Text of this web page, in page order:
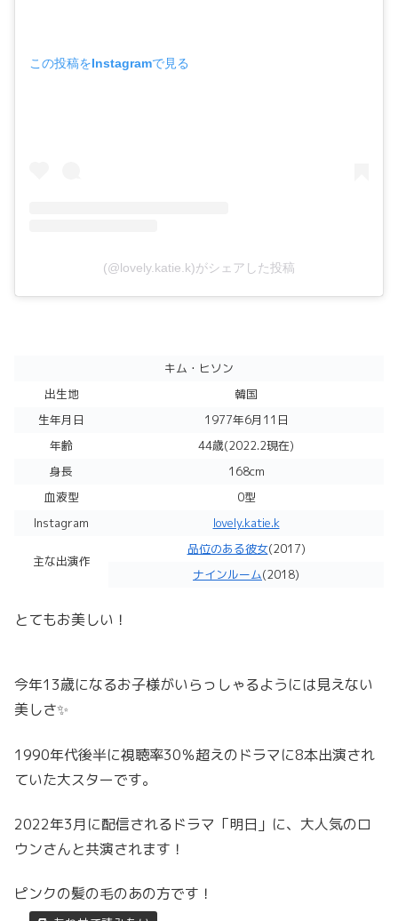
この投稿をInstagramで見る
(@lovely.katie.k)がシェアした投稿
キム・ヒソン
出生地
韓国
生年月日
1977年6月11日
年齢
44歳(2022.2現在)
身長
168cm
血液型
0型
Instagram
lovely.katie.k
主な出演作
品位のある彼女(2017)
ナインルーム(2018)
とてもお美しい！
今年13歳になるお子様がいらっしゃるようには見えない
美しさ✨
1990年代後半に視聴率30％超えのドラマに8本出演され
ていた大スターです。
2022年3月に配信されるドラマ「明日」に、大人気のロ
ウンさんと共演されます！
ピンクの髪の毛のあの方です！